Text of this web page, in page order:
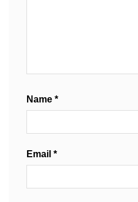
Name *
Email *